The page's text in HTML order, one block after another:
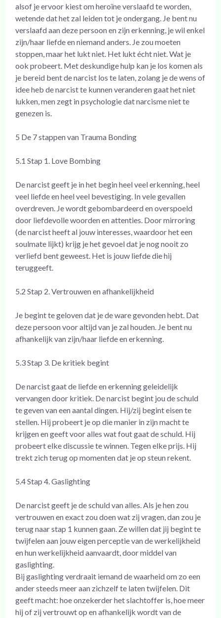
alsof je ervoor kiest om heroïne verslaafd te worden,
wetende dat het zal leiden tot je ondergang. Je bent nu
verslaafd aan deze persoon en zijn erkenning, je wil enkel
zijn/haar liefde en niemand anders. Je zou moeten
stoppen, maar het lukt niet. Het lukt écht niet. Wat je
ook probeert. Met deskundige hulp kan je los komen als
je bereid bent de narcist los te laten, zolang je de wens of
idee heb de narcist te kunnen veranderen gaat het niet
lukken, men zegt in psychologie dat narcisme niet te
genezen is.
5 De 7 stappen van Trauma Bonding
5.1 Stap 1. Love Bombing
De narcist geeft je in het begin heel veel erkenning, heel
veel liefde en heel veel bevestiging. In vele gevallen
overdreven. Je wordt gebombardeerd en overspoeld
door liefdevolle woorden en attenties. Door mirroring
(de narcist heeft al jouw interesses, waardoor het een
soulmate lijkt) krijg je het gevoel dat je nog nooit zo
verliefd bent geweest. Het is jouw liefde die hij
teruggeeft.
5.2 Stap 2. Vertrouwen en afhankelijkheid
Je begint te geloven dat je de ware gevonden hebt. Dat
deze persoon voor altijd van je zal houden. Je bent nu
afhankelijk van zijn/haar liefde en erkenning.
5.3 Stap 3. De kritiek begint
De narcist gaat de liefde en erkenning geleidelijk
vervangen door kritiek. De narcist begint jou de schuld
te geven van een aantal dingen. Hij/zij begint eisen te
stellen. Hij probeert je op die manier in zijn macht te
krijgen en geeft voor alles wat fout gaat de schuld. Hij
probeert elke discussie te winnen. Tegen elke prijs. Hij
trekt zich terug op momenten dat je op steun rekent.
5.4 Stap 4. Gaslighting
De narcist geeft je de schuld van alles. Als je hen zou
vertrouwen en exact zou doen wat zij vragen, dan zou je
terug naar stap 1 kunnen gaan. Ze willen dat jij begint te
twijfelen aan jouw eigen perceptie van de werkelijkheid
en hun werkelijkheid aanvaardt, door middel van
gaslighting.
Bij gaslighting verdraait iemand de waarheid om zo een
ander steeds meer aan zichzelf te laten twijfelen. Dit
geeft macht: hoe onzekerder het slachtoffer is, hoe meer
hij of zij vertrouwt op en afhankelijk wordt van de